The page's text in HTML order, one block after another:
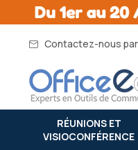
Contactez-nous par
RÉUNIONS ET
VISIOCONFÉRENCE